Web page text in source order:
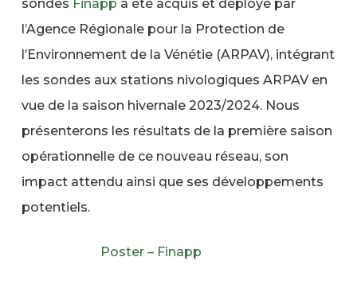
sondes Finapp a été acquis et déployé par
l’Agence Régionale pour la Protection de
l’Environnement de la Vénétie (ARPAV), intégrant
les sondes aux stations nivologiques ARPAV en
vue de la saison hivernale 2023/2024. Nous
présenterons les résultats de la première saison
opérationnelle de ce nouveau réseau, son
impact attendu ainsi que ses développements
potentiels.
Poster – Finapp